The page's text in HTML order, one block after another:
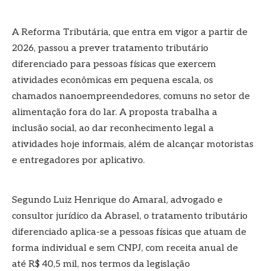
A Reforma Tributária, que entra em vigor a partir de
2026, passou a prever tratamento tributário
diferenciado para pessoas físicas que exercem
atividades econômicas em pequena escala, os
chamados nanoempreendedores, comuns no setor de
alimentação fora do lar. A proposta trabalha a
inclusão social, ao dar reconhecimento legal a
atividades hoje informais, além de alcançar motoristas
e entregadores por aplicativo.
Segundo Luiz Henrique do Amaral, advogado e
consultor jurídico da Abrasel, o tratamento tributário
diferenciado aplica-se a pessoas físicas que atuam de
forma individual e sem CNPJ, com receita anual de
até R$ 40,5 mil, nos termos da legislação